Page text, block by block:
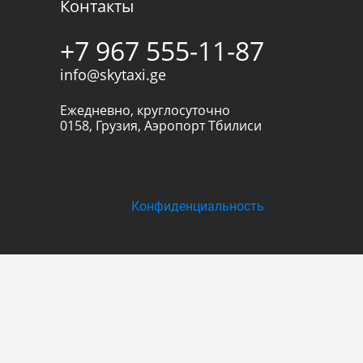
Контакты
+7 967 555-11-87
info@skytaxi.ge
Ежедневно, круглосуточно
0158, Грузия, Аэропорт Тбилиси
Конфиденциальность